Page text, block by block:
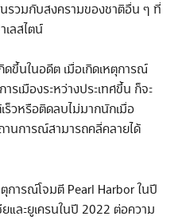
นรวมกับสงครามของชาติอื่น ๆ ที่
ลสไตน์
นในอดีต เมื่อเกิดเหตุการณ์
รเมืองระหว่างประเทศขึ้น ก็จะ
ร็วหรือติดลบไม่มากนักเมื่อ
านการณ์สามารถคลี่คลายได้
ารณ์โจมตี Pearl Harbor ในปี
และยูเครนในปี 2022 ต่อความ